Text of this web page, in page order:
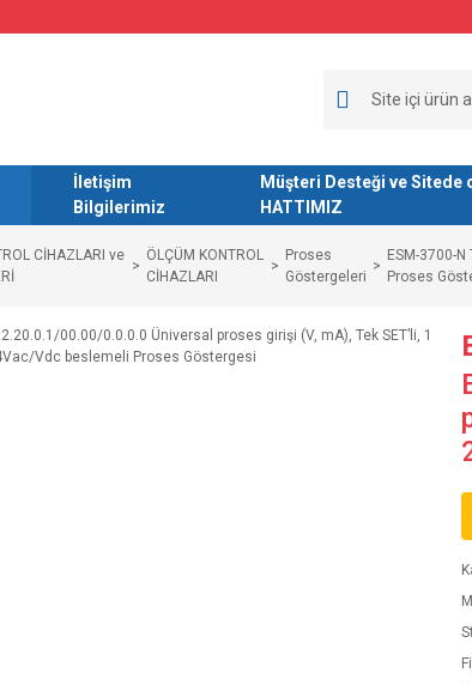
İletişim
Bilgilerimiz
Müşteri Desteği ve
HATTIMIZ
CİHAZLARI ve
ÖLÇÜM KONTROL
CİHAZLARI
Proses
Göstergeleri
ESM-3700-N
Proses